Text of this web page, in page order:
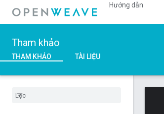
Hướng dẫn
Tham khảo
THAM KHẢO TÀI LIỆU